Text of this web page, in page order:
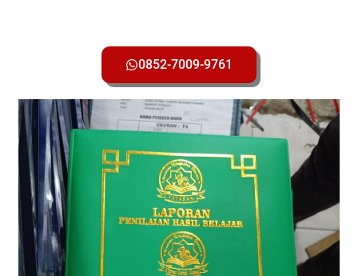
0852-7009-9761